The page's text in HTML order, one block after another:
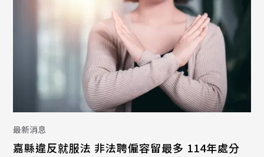
最新消息
嘉縣違反就服法 非法聘僱容留最多 114年處分